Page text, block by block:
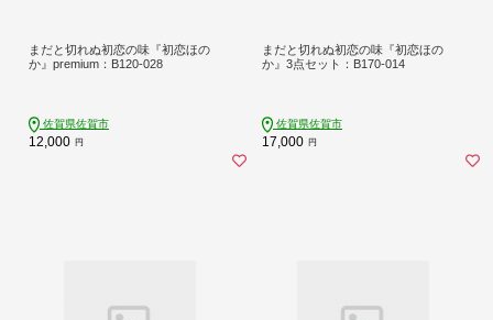
まだと切れぬ初恋の味『初恋ほの
か』premium：B120-028
佐賀県佐賀市
12,000 円
まだと切れぬ初恋の味『初恋ほの
か』3点セット：B170-014
佐賀県佐賀市
17,000 円